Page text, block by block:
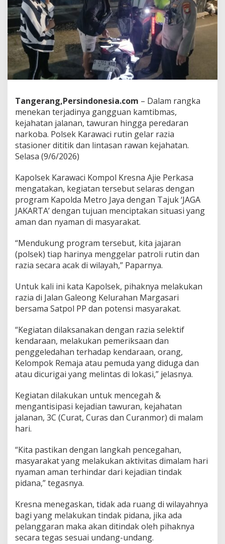
l
s
e
k
K
a
r
a
w
i
G
e
l
a
z
i
a
d
i
l
a
n
G
l
e
o
n
G
u
n
a
A
n
i
s
i
p
i
T
a
w
a
n
Tangerang,Persindonesia.com – Dalam rangka
menekan terjadinya gangguan kamtibmas,
kejahatan jalanan, tawuran hingga peredaran
narkoba. Polsek Karawaci rutin gelar razia
stasioner dititik dan lintasan rawan kejahatan.
Selasa (9/6/2026)
Kapolsek Karawaci Kompol Kresna Ajie Perkasa
mengatakan, kegiatan tersebut selaras dengan
program Kapolda Metro Jaya dengan Tajuk ‘JAGA
JAKARTA’ dengan tujuan menciptakan situasi yang
aman dan nyaman di masyarakat.
“Mendukung program tersebut, kita jajaran
(polsek) tiap harinya menggelar patroli rutin dan
razia secara acak di wilayah,” Paparnya.
Untuk kali ini kata Kapolsek, pihaknya melakukan
razia di Jalan Galeong Kelurahan Margasari
bersama Satpol PP dan potensi masyarakat.
“Kegiatan dilaksanakan dengan razia selektif
kendaraan, melakukan pemeriksaan dan
penggeledahan terhadap kendaraan, orang,
Kelompok Remaja atau pemuda yang diduga dan
atau dicurigai yang melintas di lokasi,” jelasnya.
Kegiatan dilakukan untuk mencegah &
mengantisipasi kejadian tawuran, kejahatan
jalanan, 3C (Curat, Curas dan Curanmor) di malam
hari.
“Kita pastikan dengan langkah pencegahan,
masyarakat yang melakukan aktivitas dimalam hari
nyaman aman terhindar dari kejadian tindak
pidana,” tegasnya.
Kresna menegaskan, tidak ada ruang di wilayahnya
bagi yang melakukan tindak pidana, jika ada
pelanggaran maka akan ditindak oleh pihaknya
secara tegas sesuai undang-undang.